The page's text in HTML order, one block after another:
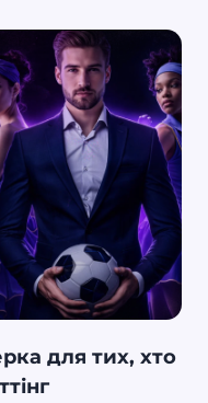
для тих, хто